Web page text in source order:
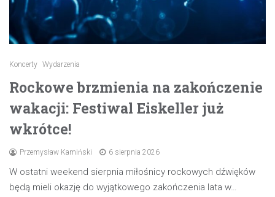
Koncerty Wydarzenia
Rockowe brzmienia na zakończenie
wakacji: Festiwal Eiskeller już
wkrótce!
Przemysław Kamiński 6 sierpnia 2026
W ostatni weekend sierpnia miłośnicy rockowych dźwięków
będą mieli okazję do wyjątkowego zakończenia lata w…